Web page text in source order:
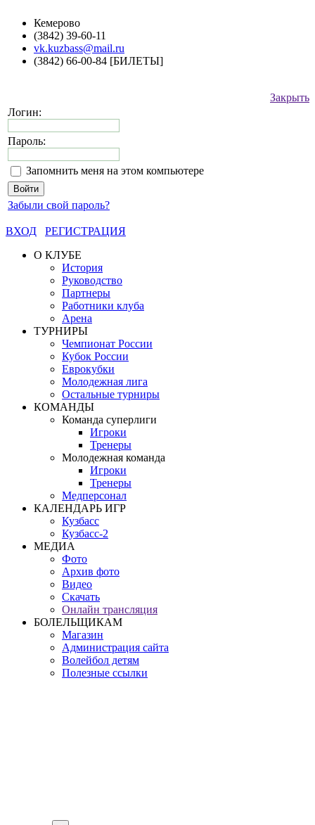
Кемерово
(3842) 39-60-11
vk.kuzbass@mail.ru
(3842) 66-00-84 [БИЛЕТЫ]
Закрыть
Логин:
Пароль:
Запомнить меня на этом компьютере
Забыли свой пароль?
ВХОД
РЕГИСТРАЦИЯ
О КЛУБЕ
История
Руководство
Партнеры
Работники клуба
Арена
ТУРНИРЫ
Чемпионат России
Кубок России
Еврокубки
Молодежная лига
Остальные турниры
КОМАНДЫ
Команда суперлиги
Игроки
Тренеры
Молодежная команда
Игроки
Тренеры
Медперсонал
КАЛЕНДАРЬ ИГР
Кузбасс
Кузбасс-2
МЕДИА
Фото
Архив фото
Видео
Скачать
Онлайн трансляция
БОЛЕЛЬЩИКАМ
Магазин
Администрация сайта
Волейбол детям
Полезные ссылки